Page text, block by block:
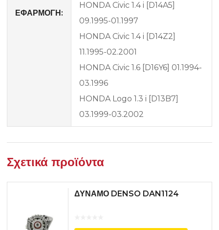
ΕΦΑΡΜΟΓΗ:
HONDA Civic 1.4 i [D14A5]
09.1995-01.1997
HONDA Civic 1.4 i [D14Z2]
11.1995-02.2001
HONDA Civic 1.6 [D16Y6] 01.1994-
03.1996
HONDA Logo 1.3 i [D13B7]
03.1999-03.2002
Σχετικά προϊόντα
ΔΥΝΑΜΟ DENSO DAN1124